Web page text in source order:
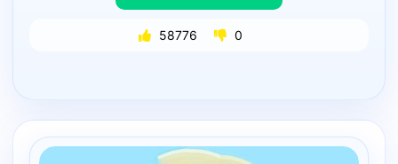
58776 0